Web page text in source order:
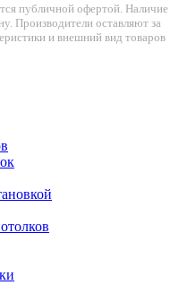
публичной офертой. Наличие
Производители оставляют за
и внешний вид товаров